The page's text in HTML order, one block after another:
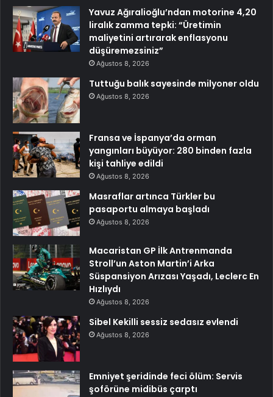
Yavuz Ağıralioğlu’ndan motorine 4,20
liralık zamma tepki: “Üretimin
maliyetini artırarak enflasyonu
düşüremezsiniz”
Ağustos 8, 2026
Tuttuğu balık sayesinde milyoner oldu
Ağustos 8, 2026
Fransa ve İspanya’da orman
yangınları büyüyor: 280 binden fazla
kişi tahliye edildi
Ağustos 8, 2026
Masraflar artınca Türkler bu
pasaportu almaya başladı
Ağustos 8, 2026
Macaristan GP İlk Antrenmanda
Stroll’un Aston Martin’i Arka
Süspansiyon Arızası Yaşadı, Leclerc En
Hızlıydı
Ağustos 8, 2026
Sibel Kekilli sessiz sedasız evlendi
Ağustos 8, 2026
Emniyet şeridinde feci ölüm: Servis
şoförüne midibüs çarptı